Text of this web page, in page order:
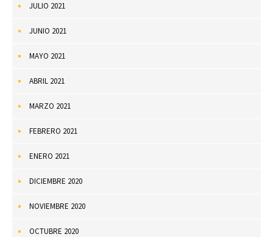
JULIO 2021
JUNIO 2021
MAYO 2021
ABRIL 2021
MARZO 2021
FEBRERO 2021
ENERO 2021
DICIEMBRE 2020
NOVIEMBRE 2020
OCTUBRE 2020